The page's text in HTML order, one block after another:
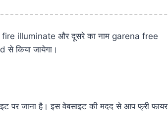
fire illuminate और दूसरे का नाम garena free
से किया जायेगा।
जाना है। इस वेबसाइट की मदद से आप फ्री फायर